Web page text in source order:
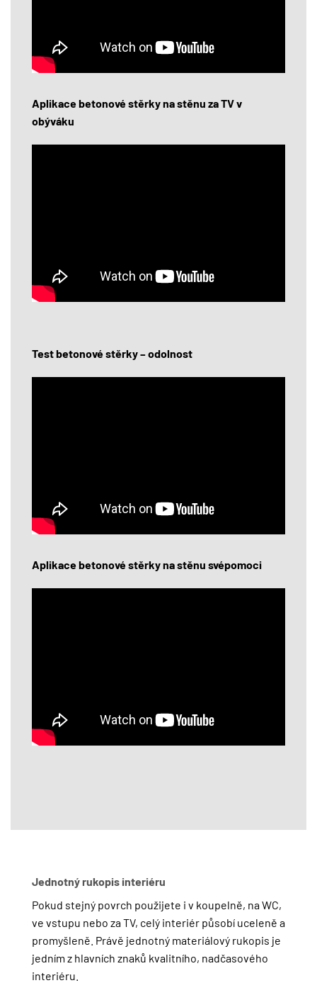
Aplikace betonové stěrky na stěnu za TV v
obýváku
Test betonové stěrky – odolnost
Aplikace betonové stěrky na stěnu svépomoci
Jednotný rukopis interiéru
Pokud stejný povrch použijete i v koupelně, na WC,
ve vstupu nebo za TV, celý interiér působí uceleně a
promyšleně. Právě jednotný materiálový rukopis je
jedním z hlavních znaků kvalitního, nadčasového
interiéru.